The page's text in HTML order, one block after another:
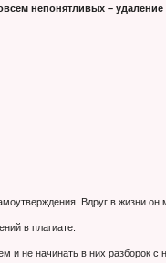
непонятливых – удаление
Вдруг в жизни
в плагиате.
не начинать в них разборок с